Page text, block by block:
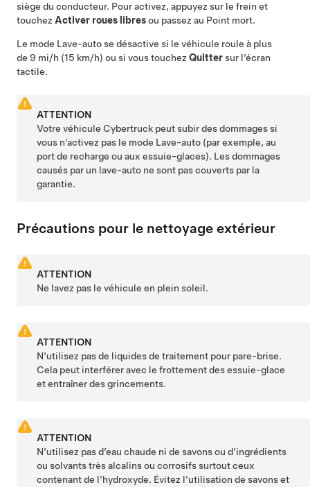
siège du conducteur. Pour activez, appuyez sur le frein et
touchez Activer roues libresou passez au Point mort.
Le mode Lave-auto se désactive si le véhicule roule à plus
de 9 mi/h (15 km/h) ou si vous touchez Quittersur l’écran
tactile.
ATTENTION
Votre véhicule Cybertruck peut subir des dommages si
vous n’activez pas le mode Lave-auto (par exemple, au
port de recharge ou aux essuie-glaces). Les dommages
causés par un lave-auto ne sont pas couverts par la
garantie.
Précautions pour le nettoyage extérieur
ATTENTION
Ne lavez pas le véhicule en plein soleil.
ATTENTION
N’utilisez pas de liquides de traitement pour pare-brise.
Cela peut interférer avec le frottement des essuie-glace
et entraîner des grincements.
ATTENTION
N’utilisez pas d’eau chaude ni de savons ou d'ingrédients
ou solvants très alcalins ou corrosifs surtout ceux
contenant de l’hydroxyde. Évitez l’utilisation de savons et